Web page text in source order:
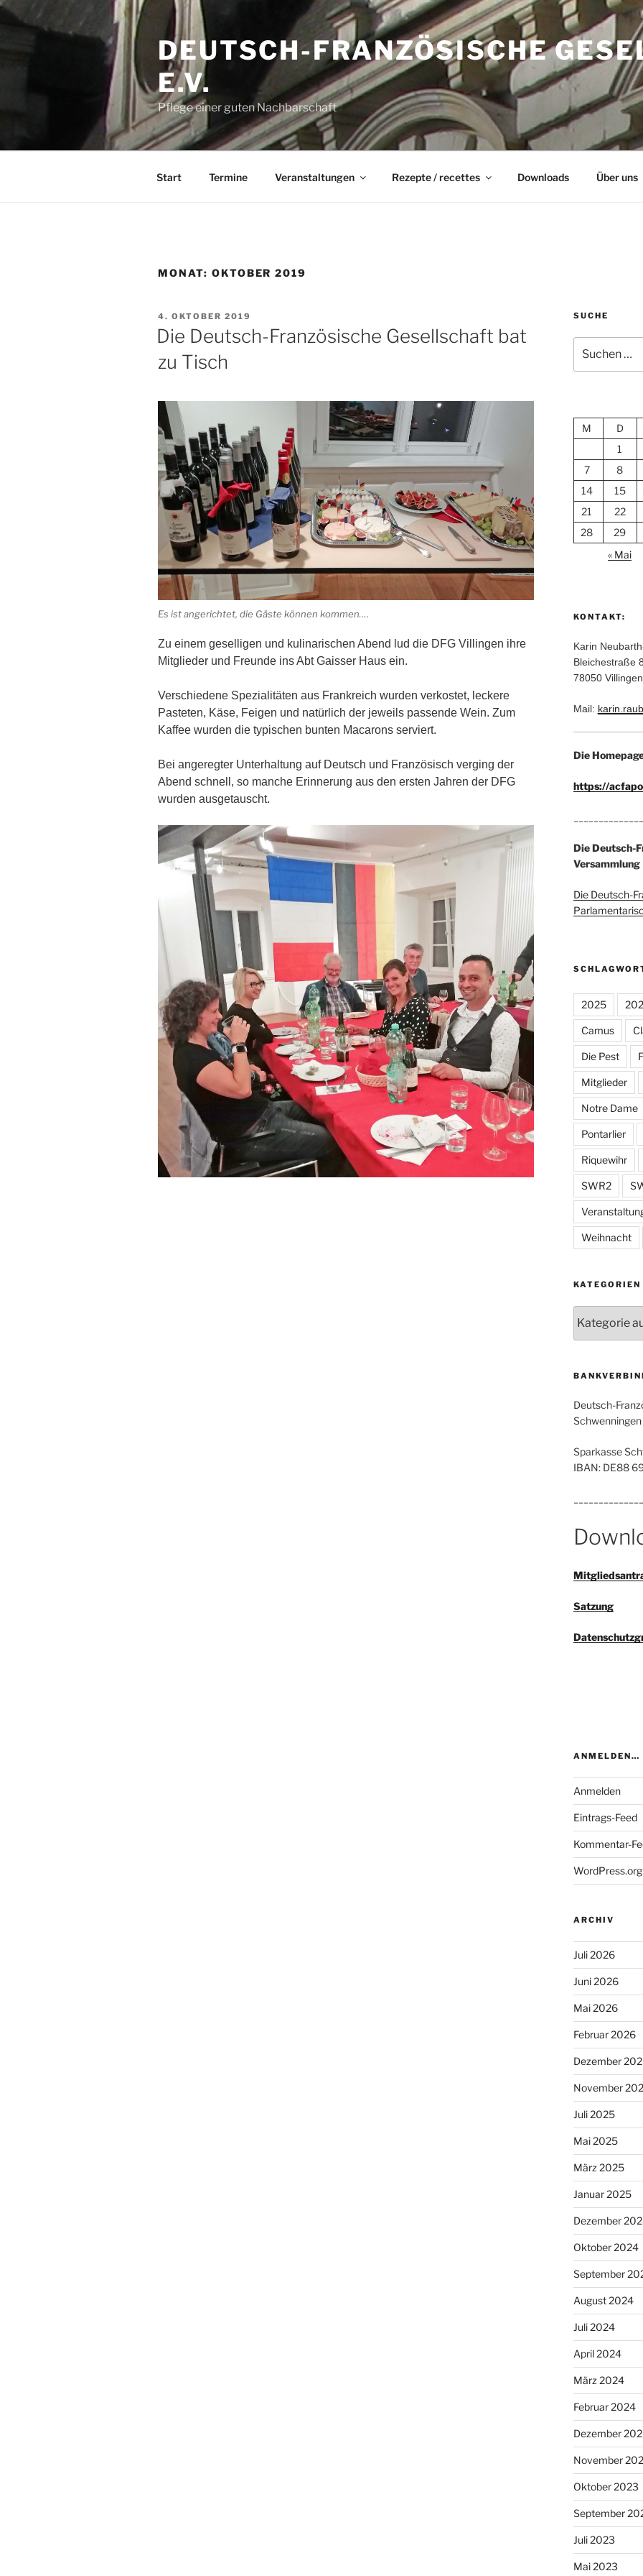
Zum
Inhalt
DEUTSCH-FRANZÖSISCHE
E.V.
Pflege einer guten Nachbarschaft
Start Termine Veranstaltungen Rezepte / recettes Downloads Über uns
MONAT: OKTOBER 2019
VERÖFFENTLICHT
AM
4. OKTOBER 2019
Die Deutsch-Französische Gesellschaft bat
zu Tisch
Es ist angerichtet, die Gäste können kommen….
Zu einem geselligen und kulinarischen Abend lud die DFG Villingen ihre
Mitglieder und Freunde ins Abt Gaisser Haus ein.
Verschiedene Spezialitäten aus Frankreich wurden verkostet, leckere
Pasteten, Käse, Feigen und natürlich der jeweils passende Wein. Zum
Kaffee wurden die typischen bunten Macarons serviert.
Bei angeregter Unterhaltung auf Deutsch und Französisch verging der
Abend schnell, so manche Erinnerung aus den ersten Jahren der DFG
wurden ausgetauscht.
SUCHE
nach:
M
D
1
7
8
14
15
21
22
28
29
« Mai
KONTAKT:
Karin
Bleichestraße 8
78050
Mail:
Die
https://
Die Deutsch-
Versammlung
Die Deutsch-
2025
Camus
Die Pest
Mitglieder
Notre Dame
Pontarlier
Riquewihr
SWR2
Weihnacht
KATEGORIEN
Deutsch-
Schwenningen
Sparkasse
IBAN: DE88
Satzung
ANMELDEN…
Anmelden
Eintrags-Feed
Kommentar-
WordPress.org
ARCHIV
Juli 2026
Juni 2026
Mai 2026
Februar 2026
Dezember
November
Juli 2025
Mai 2025
März 2025
Januar 2025
Dezember
Oktober 2024
September
August 2024
Juli 2024
April 2024
März 2024
Februar 2024
Dezember
November
Oktober 2023
September
Juli 2023
Mai 2023